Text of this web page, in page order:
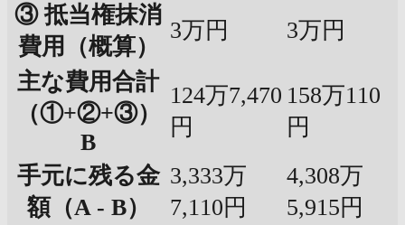
③ 抵当権抹消
費用（概算）
3万円
3万円
主な費用合計
（①+②+③）
B
124万7,470
円
158万110
円
手元に残る金
額（A - B）
3,333万
7,110円
4,308万
5,915円